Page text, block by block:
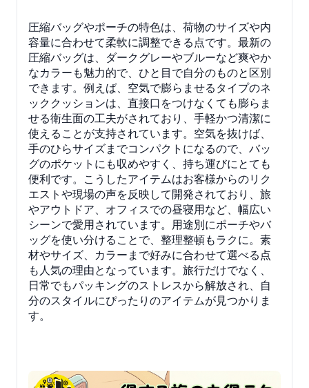
圧縮バッグやポーチの特色は、荷物のサイズや内
容量に合わせて柔軟に調整できる点です。最新の
圧縮バッグは、ダークグレーやブルーなど爽やか
なカラーも魅力的で、ひと目で自分のものと区別
できます。例えば、空気で膨らませるタイプのネ
ッククッションは、直接口をつけなくても膨らま
せる衛生面の工夫がされており、手軽かつ清潔に
使えることが支持されています。空気を抜けば、
手のひらサイズまでコンパクトになるので、バッ
グのポケットにも収めやすく、持ち運びにとても
便利です。こうしたアイテムはお客様からのリク
エストや現場の声を反映して開発されており、旅
やアウトドア、オフィスでの昼寝用など、幅広い
シーンで愛用されています。用途別にポーチやバ
ッグを使い分けることで、整理整頓もラクに。素
材やサイズ、カラーまで好みに合わせて選べる点
も人気の理由となっています。旅行だけでなく、
日常でもパッキングのストレスから解放され、自
分のスタイルにぴったりのアイテムが見つかりま
す。